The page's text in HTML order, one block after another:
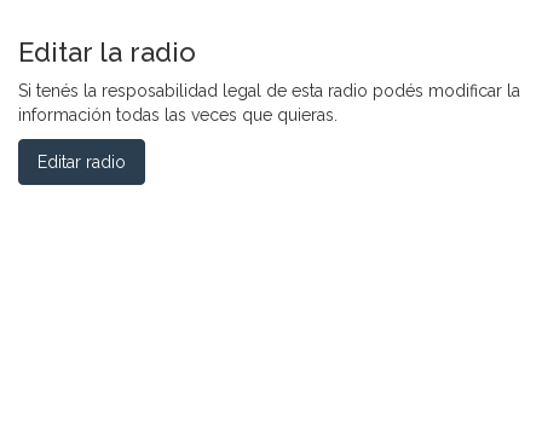
Editar la radio
Si tenés la resposabilidad legal de esta radio podés modificar la
información todas las veces que quieras.
Editar radio